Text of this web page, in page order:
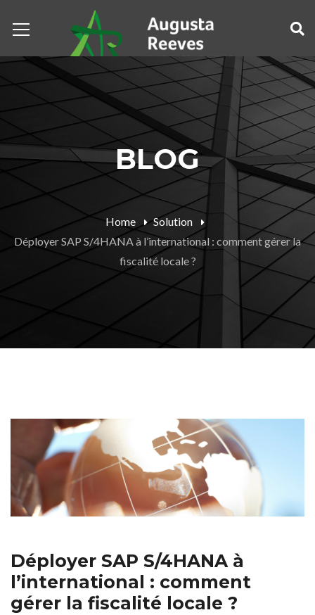
BLOG
Home
Solution
Déployer SAP S/4HANA à l’international : comment gérer la
fiscalité locale ?
Déployer SAP S/4HANA à
l’international : comment
gérer la fiscalité locale ?